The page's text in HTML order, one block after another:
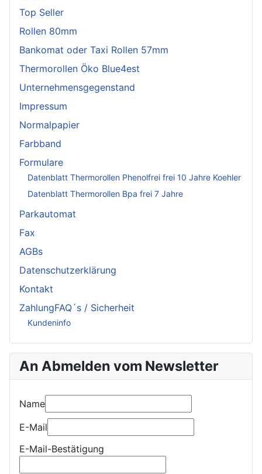
Top Seller
Rollen 80mm
Bankomat oder Taxi Rollen 57mm
Thermorollen Öko Blue4est
Unternehmensgegenstand
Impressum
Normalpapier
Farbband
Formulare
Datenblatt Thermorollen Phenolfrei frei 10 Jahre Koehler
Datenblatt Thermorollen Bpa frei 7 Jahre
Parkautomat
Fax
AGBs
Datenschutzerklärung
Kontakt
ZahlungFAQ´s / Sicherheit
Kundeninfo
An Abmelden vom Newsletter
Name
E-Mail
E-Mail-Bestätigung